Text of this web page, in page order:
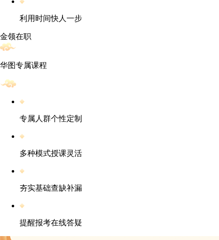
利用时间快人一步
金领在职
华图专属课程
专属人群个性定制
多种模式授课灵活
夯实基础查缺补漏
提醒报考在线答疑